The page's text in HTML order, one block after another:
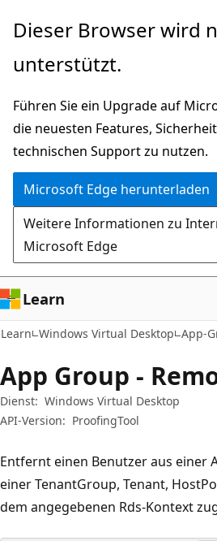
Zu
wechseln
Zur
springen
Dieser Browser wird
unterstützt.
Führen Sie ein Upgrade auf
die neuesten Features,
technischen Support zu nutzen.
Microsoft Edge herunterladen
Weitere Informationen zu
Microsoft Edge
Learn
Learn Windows Virtual Desktop App-
App Group -
Dienst: Windows Virtual Desktop
API-Version: ProofingTool
Entfernt einen Benutzer aus einer
einer TenantGroup, Tenant,
dem angegebenen Rds-Kontext